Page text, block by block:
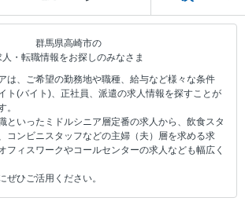
群馬県高崎市の
人・転職情報をお探しのみなさま
は、ご希望の勤務地や職種、給与など様々な条件
ト(バイト)、正社員、派遣の求人情報を探すことが
。
といったミドルシニア層定番の求人から、飲食スタ
コンビニスタッフなどの主婦（夫）層を求める求
フィスワークやコールセンターの求人なども幅広く
ぜひご活用ください。